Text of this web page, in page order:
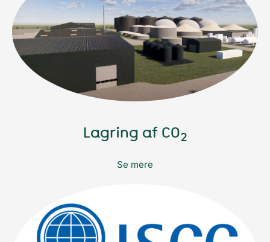
Lagring af CO2
Se mere